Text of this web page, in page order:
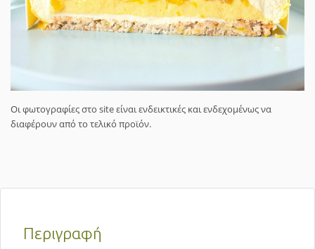
Οι φωτογραφίες στο site είναι ενδεικτικές και ενδεχομένως να
διαφέρουν από το τελικό προϊόν.
Περιγραφή